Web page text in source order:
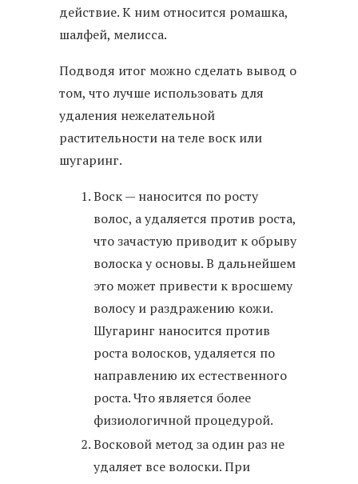
действие. К ним относится ромашка,
шалфей, мелисса.
Подводя итог можно сделать вывод о
том, что лучше использовать для
удаления нежелательной
растительности на теле воск или
шугаринг.
Воск — наносится по росту
волос, а удаляется против роста,
что зачастую приводит к обрыву
волоска у основы. В дальнейшем
это может привести к вросшему
волосу и раздражению кожи.
Шугаринг наносится против
роста волосков, удаляется по
направлению их естественного
роста. Что является более
физиологичной процедурой.
Восковой метод за один раз не
удаляет все волоски. При